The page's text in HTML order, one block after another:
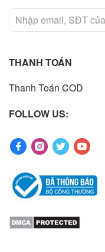
THANH TOÁN
Thanh Toán COD
FOLLOW US: